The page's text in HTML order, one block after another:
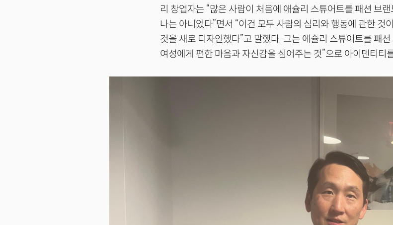
리 창업자는 “많은 사람이 처음에 애슐리 스튜어트를 패션 브
나는 아니었다”면서 “이건 모두 사람의 심리와 행동에 관한 것
것을 새로 디자인했다”고 말했다. 그는 에슐리 스튜어트를 패
여성에게 편한 마음과 자신감을 심어주는 것”으로 아이덴티티